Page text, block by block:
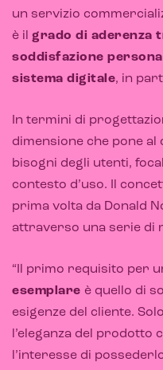
CRM & email
un servizio
è il grado di aderenza
soddisfazione
sistema digitale, in
In termini di
dimensione che pone
bisogni degli utenti,
contesto d’uso. Il
prima volta da Donald
attraverso una serie di
“Il primo requisito per
esemplare è quello di
esigenze del cliente.
l’eleganza del prodotto
l’interesse di